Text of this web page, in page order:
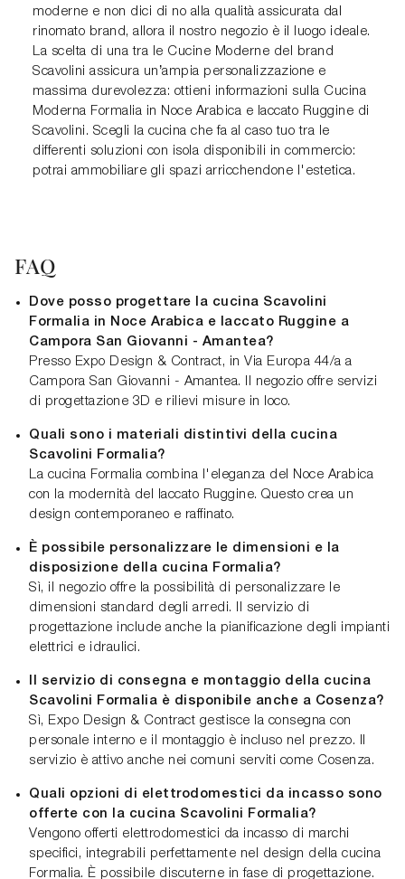
moderne e non dici di no alla qualità assicurata dal
rinomato brand, allora il nostro negozio è il luogo ideale.
La scelta di una tra le Cucine Moderne del brand
Scavolini assicura un’ampia personalizzazione e
massima durevolezza: ottieni informazioni sulla Cucina
Moderna Formalia in Noce Arabica e laccato Ruggine di
Scavolini. Scegli la cucina che fa al caso tuo tra le
differenti soluzioni con isola disponibili in commercio:
potrai ammobiliare gli spazi arricchendone l'estetica.
FAQ
Dove posso progettare la cucina Scavolini
Formalia in Noce Arabica e laccato Ruggine a
Campora San Giovanni - Amantea?
Presso Expo Design & Contract, in Via Europa 44/a a
Campora San Giovanni - Amantea. Il negozio offre servizi
di progettazione 3D e rilievi misure in loco.
Quali sono i materiali distintivi della cucina
Scavolini Formalia?
La cucina Formalia combina l'eleganza del Noce Arabica
con la modernità del laccato Ruggine. Questo crea un
design contemporaneo e raffinato.
È possibile personalizzare le dimensioni e la
disposizione della cucina Formalia?
Sì, il negozio offre la possibilità di personalizzare le
dimensioni standard degli arredi. Il servizio di
progettazione include anche la pianificazione degli impianti
elettrici e idraulici.
Il servizio di consegna e montaggio della cucina
Scavolini Formalia è disponibile anche a Cosenza?
Sì, Expo Design & Contract gestisce la consegna con
personale interno e il montaggio è incluso nel prezzo. Il
servizio è attivo anche nei comuni serviti come Cosenza.
Quali opzioni di elettrodomestici da incasso sono
offerte con la cucina Scavolini Formalia?
Vengono offerti elettrodomestici da incasso di marchi
specifici, integrabili perfettamente nel design della cucina
Formalia. È possibile discuterne in fase di progettazione.